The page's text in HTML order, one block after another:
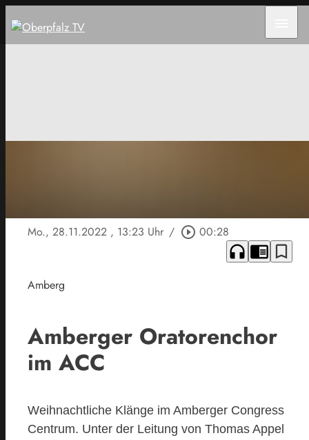
Mo., 28.11.2022 , 13:23 Uhr / play_circle_outline 00:28
headphones chrome_reader_mode bookmark_border
Amberg
Amberger Oratorenchor
im ACC
Weihnachtliche Klänge im Amberger Congress
Centrum. Unter der Leitung von Thomas Appel